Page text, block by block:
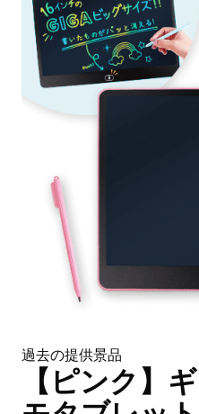
過去の提供景品
【ピンク】